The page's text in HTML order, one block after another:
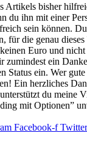
Artikels bisher
du ihn mit einer
sein können.
für die genau dieses
Euro und
zumindest ein
Status ein. Wer
Ein herzliches
du meine
mit Optionen”
Facebook-f Twitter